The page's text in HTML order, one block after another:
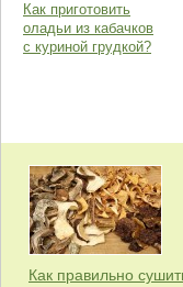
Как приготовить
оладьи из кабачков
с куриной грудкой?
Как правильно